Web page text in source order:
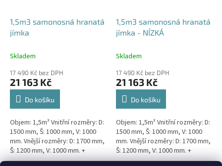
1,5m3 samonosná hranatá
jímka
Skladem
17 490 Kč bez DPH
21 163 Kč
Do košíku
Objem: 1,5m³ Vnitřní rozměry: D:
1500 mm, Š: 1000 mm, V: 1000
mm. Vnější rozměry: D: 1700 mm,
Š: 1200 mm, V: 1000 mm. +
komínek Kvalitní, pevná jímka
1,5m3 samonosná hranatá
jímka - NÍZKÁ
Skladem
17 490 Kč bez DPH
21 163 Kč
Do košíku
Objem: 1,5m³ Vnitřní rozměry: D:
1500 mm, Š: 1000 mm, V: 1000
mm. Vnější rozměry: D: 1700 mm,
Š: 1200 mm, V: 1000 mm. +
komínek Snížené provedení s